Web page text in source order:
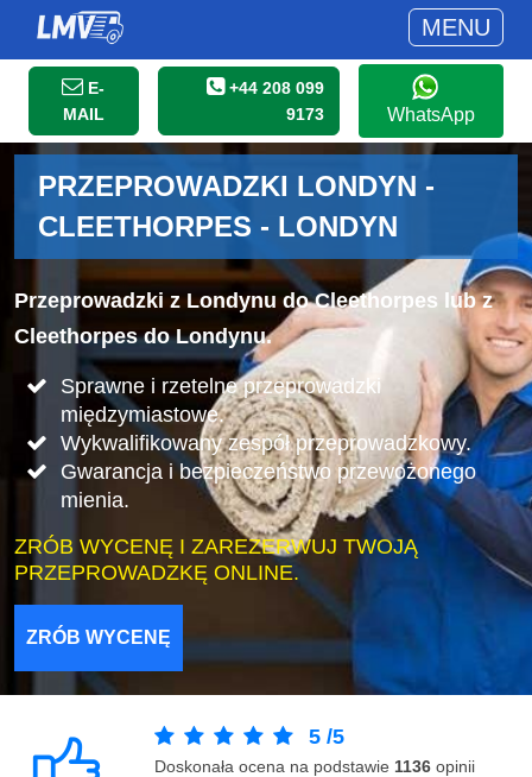
MENU
E-
MAIL
+44 208 099
9173
WhatsApp
PRZEPROWADZKI LONDYN -
CLEETHORPES - LONDYN
Przeprowadzki z Londynu do Cleethorpes lub z
Cleethorpes do Londynu.
Sprawne i rzetelne przeprowadzki
międzymiastowe.
Wykwalifikowany zespół przeprowadzkowy.
Gwarancja i bezpieczeństwo przewożonego
mienia.
ZRÓB WYCENĘ I ZAREZERWUJ TWOJĄ
PRZEPROWADZKĘ ONLINE.
ZRÓB WYCENĘ
5 /5
Doskonała ocena na podstawie 1136 opinii